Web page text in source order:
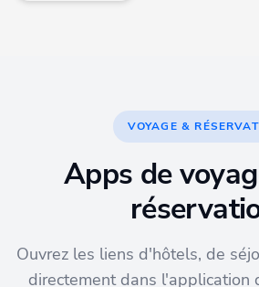
VOYAGE &
Apps de
Ouvrez les liens d'hôtels, de
directement dans l'application